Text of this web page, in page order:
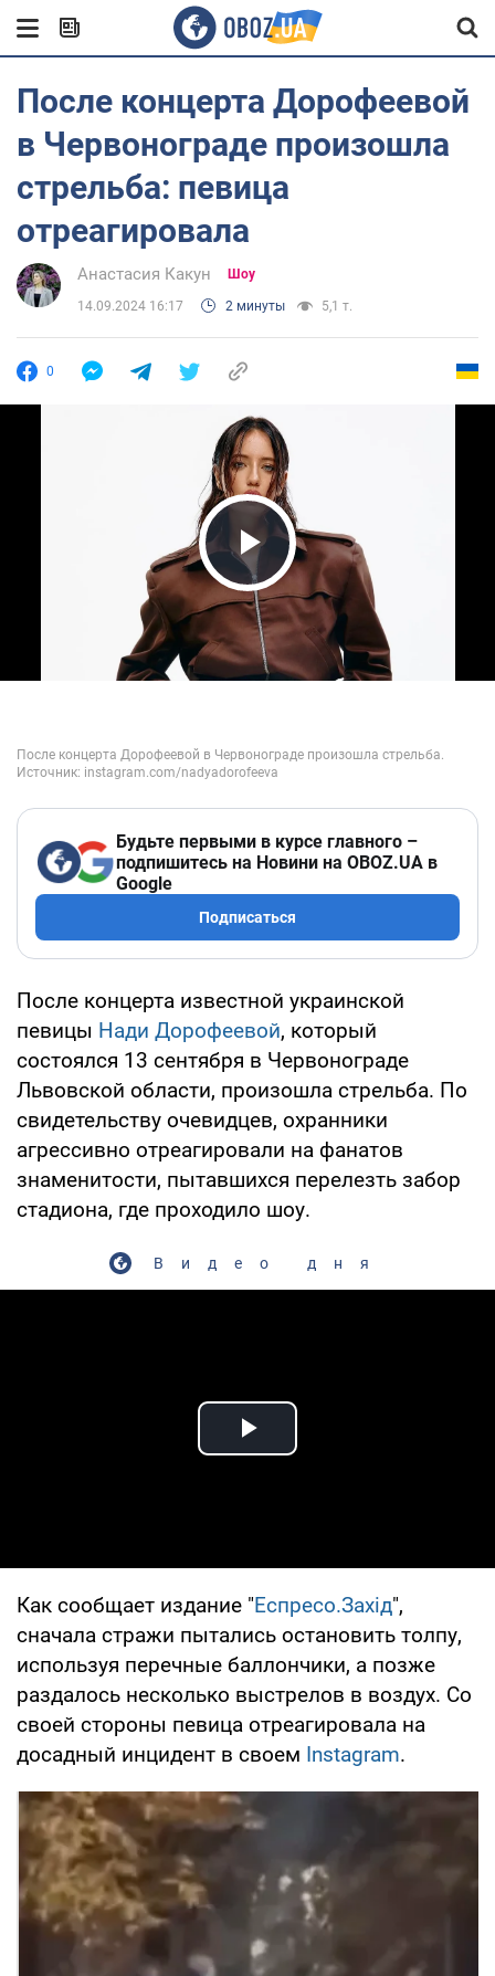
После концерта Дорофеевой
в Червонограде произошла
стрельба: певица
отреагировала
Анастасия Какун Шоу
14.09.2024 16:17 2 минуты 5,1 т.
0
Play Video
Будьте первыми в курсе главного –
подпишитесь на Новини на OBOZ.UA в
Google
Подписаться
После концерта известной украинской
певицы Нади Дорофеевой, который
состоялся 13 сентября в Червонограде
Львовской области, произошла стрельба. По
свидетельству очевидцев, охранники
агрессивно отреагировали на фанатов
знаменитости, пытавшихся перелезть забор
стадиона, где проходило шоу.
Видео дня
Play Video
Как сообщает издание "Еспресо.Захід",
сначала стражи пытались остановить толпу,
используя перечные баллончики, а позже
раздалось несколько выстрелов в воздух. Со
своей стороны певица отреагировала на
досадный инцидент в своем Instagram.